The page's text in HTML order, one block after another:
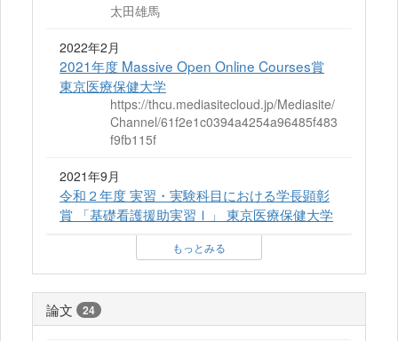
太田雄馬
2022年2月
2021年度 Massive Open Online Courses賞
東京医療保健大学
https://thcu.mediasitecloud.jp/Mediasite/
Channel/61f2e1c0394a4254a96485f483
f9fb115f
2021年9月
令和２年度 実習・実験科目における学長顕彰
賞 「基礎看護援助実習Ⅰ」 東京医療保健大学
もっとみる
論文 24